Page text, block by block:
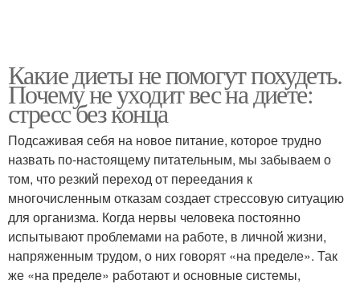
Какие диеты не помогут похудеть.
Почему не уходит вес на диете:
стресс без конца
Подсаживая себя на новое питание, которое трудно
назвать по-настоящему питательным, мы забываем о
том, что резкий переход от переедания к
многочисленным отказам создает стрессовую ситуацию
для организма. Когда нервы человека постоянно
испытывают проблемами на работе, в личной жизни,
напряженным трудом, о них говорят «на пределе». Так
же «на пределе» работают и основные системы,